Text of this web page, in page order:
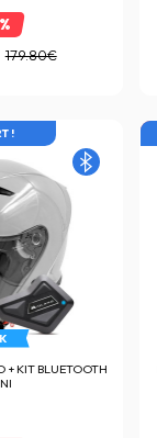
179.80€
!
+ KIT BLUETOOTH